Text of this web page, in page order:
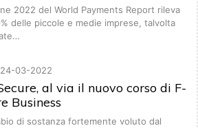
2022 del World Payments Report rileva
delle piccole e medie imprese, talvolta
24-03-2022
al via il nuovo corso di F-
Business
di sostanza fortemente voluto dal